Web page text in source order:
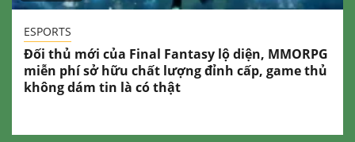
ESPORTS
Đối thủ mới của Final Fantasy lộ diện, MMORPG
miễn phí sở hữu chất lượng đỉnh cấp, game thủ
không dám tin là có thật